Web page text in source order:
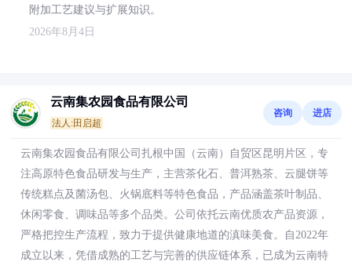
附加工艺建议与扩展知识。
2026年8月4日
云南集农园食品有限公司
法人:田启超
咨询 进店
云南集农园食品有限公司扎根中国（云南）自贸区昆明片区，专
注高原特色食品研发与生产，主营茶化石、普洱熟茶、云腿饼等
传统糕点及菌汤包、火锅底料等特色食品，产品涵盖茶叶制品、
休闲零食、调味品等多个品类。公司依托云南优质农产品资源，
严格把控生产流程，致力于提供健康地道的滇味美食。自2022年
成立以来，凭借成熟的工艺与完善的供应链体系，已成为云南特